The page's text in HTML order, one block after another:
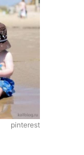
pinterest